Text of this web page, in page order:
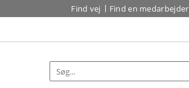
Find vej Find en medarbejder